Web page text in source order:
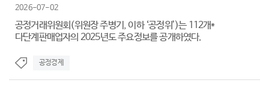
2026-07-02
공정거래위원회(위원장 주병기, 이하 ‘공정위’)는 112개*
다단계판매업자의 2025년도 주요정보를 공개하였다.
공정경제